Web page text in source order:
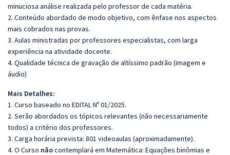
minuciosa análise realizada pelo professor de cada matéria.
2. Conteúdo abordado de modo objetivo, com ênfase nos aspectos
mais cobrados nas provas.
3. Aulas ministradas por professores especialistas, com larga
experiência na atividade docente.
4. Qualidade técnica de gravação de altíssimo padrão (imagem e
áudio)
Mais Detalhes:
1. Curso baseado no EDITAL Nº 01/2025.
2. Serão abordados os tópicos relevantes (não necessariamente
todos) a critério dos professores.
3. Carga horária prevista: 801 videoaulas (aproximadamente).
4. O Curso nãocontemplará em Matemática: Equações binômias e